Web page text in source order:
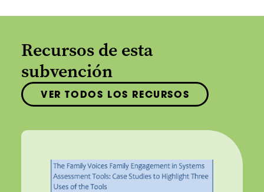
Recursos de esta
subvención
VER TODOS LOS RECURSOS